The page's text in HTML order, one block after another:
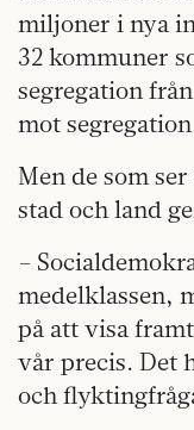
miljoner i nya
32 kommuner
segregation
mot
Men de som
stad och land
–
me­delklassen,
på att visa
vår precis. Det
och